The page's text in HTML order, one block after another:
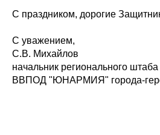
С праздником, дорогие
С уважением,
С.В. Михайлов
начальник регионального штаба
ВВПОД "ЮНАРМИЯ" города-